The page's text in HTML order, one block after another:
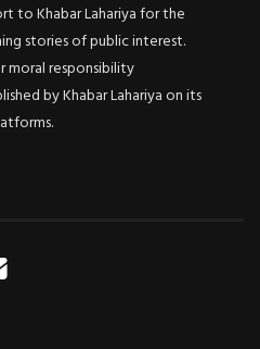
to Khabar Lahariya for the
stories of public interest.
moral responsibility
by Khabar Lahariya on its